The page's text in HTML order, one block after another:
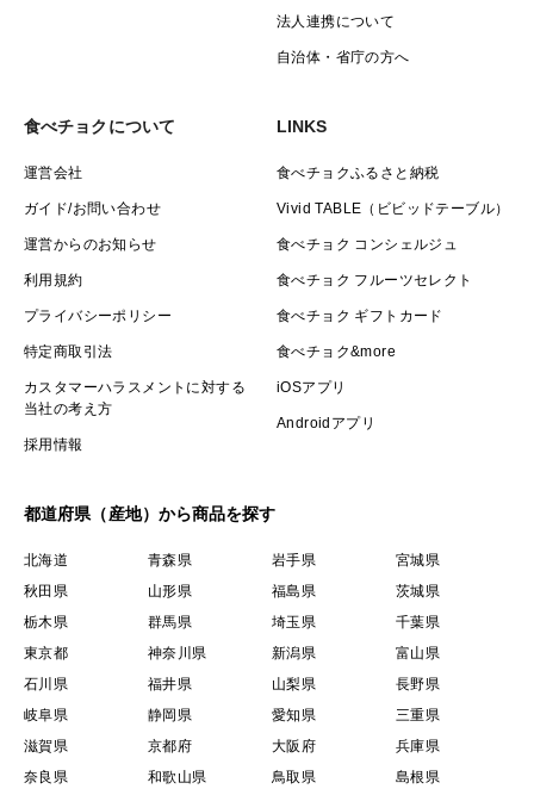
法人連携について
自治体・省庁の方へ
食べチョクについて
運営会社
ガイド/お問い合わせ
運営からのお知らせ
利用規約
プライバシーポリシー
特定商取引法
カスタマーハラスメントに対する
当社の考え方
採用情報
LINKS
食べチョクふるさと納税
Vivid TABLE（ビビッドテーブル）
食べチョク コンシェルジュ
食べチョク フルーツセレクト
食べチョク ギフトカード
食べチョク&more
iOSアプリ
Androidアプリ
都道府県（産地）から商品を探す
北海道 青森県 岩手県
宮城県
秋田県
山形県 福島県
茨城県
栃木県
群馬県 埼玉県
千葉県
東京都
神奈川県 新潟県
富山県
石川県
福井県 山梨県
長野県
岐阜県
静岡県 愛知県
三重県
滋賀県
京都府 大阪府
兵庫県
奈良県
和歌山県 鳥取県 島根県